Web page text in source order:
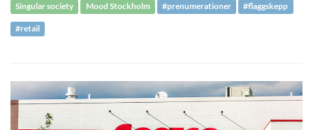
Singular society Mood Stockholm #prenumerationer #flaggskepp
#retail